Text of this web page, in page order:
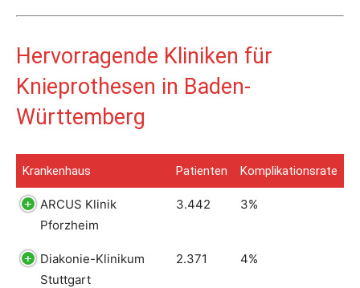
Hervorragende Kliniken für
Knieprothesen in Baden-
Württemberg
Krankenhaus Patienten Komplikationsrate
ARCUS Klinik
Pforzheim
3.442 3%
Diakonie-Klinikum
Stuttgart
2.371 4%